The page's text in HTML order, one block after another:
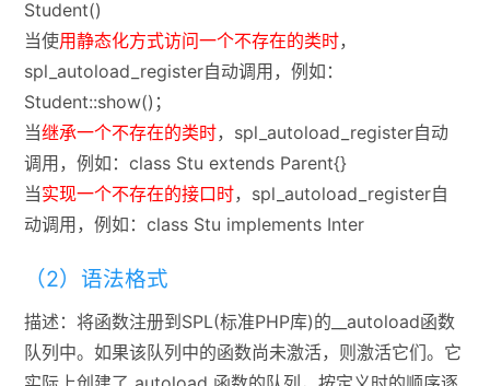
Student()
当使用静态化方式访问一个不存在的类时，
spl_autoload_register自动调用，例如：
Student::show()；
当继承一个不存在的类时，spl_autoload_register自动
调用，例如：class Stu extends Parent{}
当实现一个不存在的接口时，spl_autoload_register自
动调用，例如：class Stu implements Inter
（2）语法格式
描述：将函数注册到SPL(标准PHP库)的__autoload函数
队列中。如果该队列中的函数尚未激活，则激活它们。它